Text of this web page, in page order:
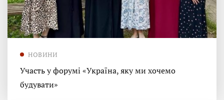
НОВИНИ
Участь у форумі «Україна, яку ми хочемо
будувати»